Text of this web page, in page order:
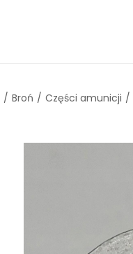
/ Broń / Części amunicji /